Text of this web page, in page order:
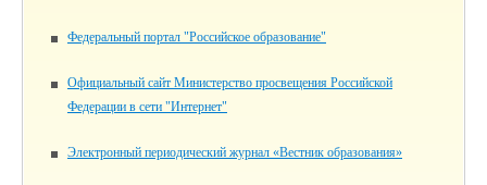
Федеральный портал "Российское образование"
Официальный сайт Министерство просвещения Российской
Федерации в сети "Интернет"
Электронный периодический журнал «Вестник образования»